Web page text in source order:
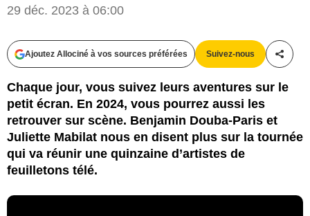
29 déc. 2023 à 06:00
Ajoutez Allociné à vos sources préférées Suivez-nous
Chaque jour, vous suivez leurs aventures sur le
petit écran. En 2024, vous pourrez aussi les
retrouver sur scène. Benjamin Douba-Paris et
Juliette Mabilat nous en disent plus sur la tournée
qui va réunir une quinzaine d’artistes de
feuilletons télé.